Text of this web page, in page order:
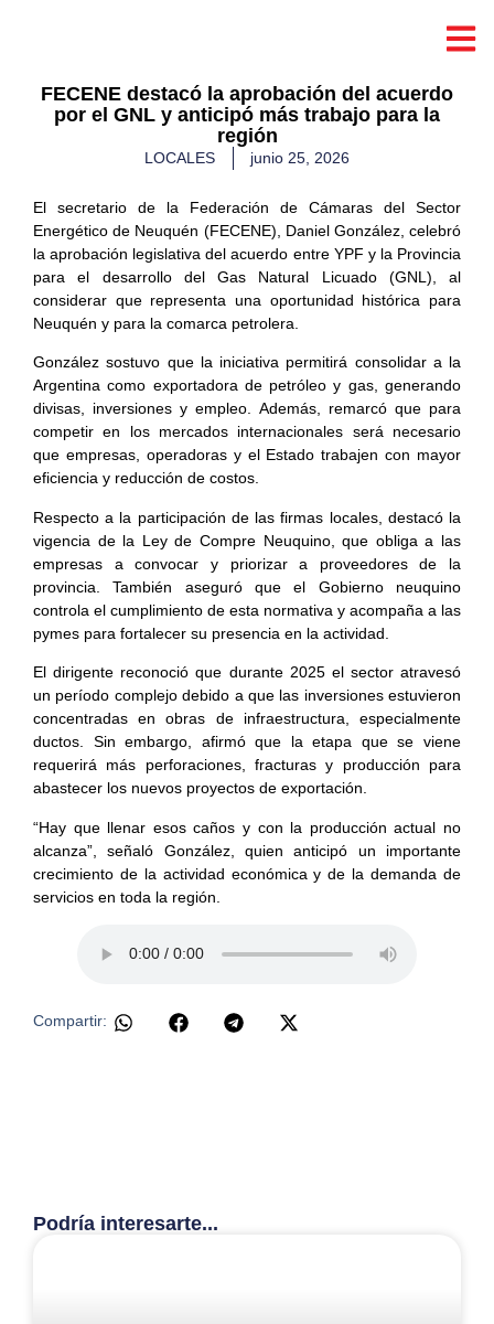
FECENE destacó la aprobación del acuerdo
por el GNL y anticipó más trabajo para la
región
LOCALES junio 25, 2026
El secretario de la Federación de Cámaras del Sector
Energético de Neuquén (FECENE), Daniel González, celebró
la aprobación legislativa del acuerdo entre YPF y la Provincia
para el desarrollo del Gas Natural Licuado (GNL), al
considerar que representa una oportunidad histórica para
Neuquén y para la comarca petrolera.
González sostuvo que la iniciativa permitirá consolidar a la
Argentina como exportadora de petróleo y gas, generando
divisas, inversiones y empleo. Además, remarcó que para
competir en los mercados internacionales será necesario
que empresas, operadoras y el Estado trabajen con mayor
eficiencia y reducción de costos.
Respecto a la participación de las firmas locales, destacó la
vigencia de la Ley de Compre Neuquino, que obliga a las
empresas a convocar y priorizar a proveedores de la
provincia. También aseguró que el Gobierno neuquino
controla el cumplimiento de esta normativa y acompaña a las
pymes para fortalecer su presencia en la actividad.
El dirigente reconoció que durante 2025 el sector atravesó
un período complejo debido a que las inversiones estuvieron
concentradas en obras de infraestructura, especialmente
ductos. Sin embargo, afirmó que la etapa que se viene
requerirá más perforaciones, fracturas y producción para
abastecer los nuevos proyectos de exportación.
“Hay que llenar esos caños y con la producción actual no
alcanza”, señaló González, quien anticipó un importante
crecimiento de la actividad económica y de la demanda de
servicios en toda la región.
Compartir:
Podría interesarte...